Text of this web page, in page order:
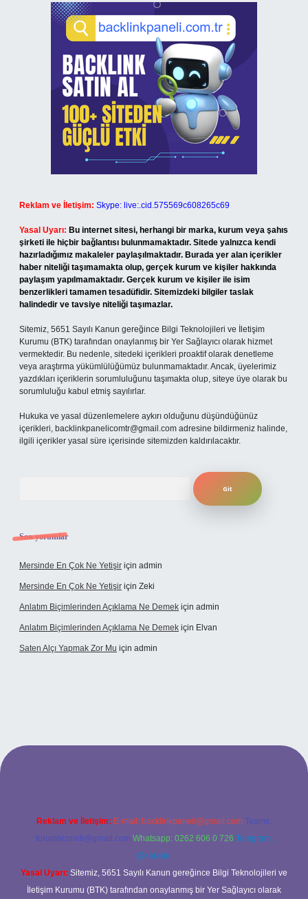
Reklam ve İletişim: Skype: live:.cid.575569c608265c69
Yasal Uyarı: Bu internet sitesi, herhangi bir marka, kurum veya şahıs
şirketi ile hiçbir bağlantısı bulunmamaktadır. Sitede yalnızca kendi
hazırladığımız makaleler paylaşılmaktadır. Burada yer alan içerikler
haber niteliği taşımamakta olup, gerçek kurum ve kişiler hakkında
paylaşım yapılmamaktadır. Gerçek kurum ve kişiler ile isim
benzerlikleri tamamen tesadüfidir. Sitemizdeki bilgiler taslak
halindedir ve tavsiye niteliği taşımazlar.
Sitemiz, 5651 Sayılı Kanun gereğince Bilgi Teknolojileri ve İletişim
Kurumu (BTK) tarafından onaylanmış bir Yer Sağlayıcı olarak hizmet
vermektedir. Bu nedenle, sitedeki içerikleri proaktif olarak denetleme
veya araştırma yükümlülüğümüz bulunmamaktadır. Ancak, üyelerimiz
yazdıkları içeriklerin sorumluluğunu taşımakta olup, siteye üye olarak bu
sorumluluğu kabul etmiş sayılırlar.
Hukuka ve yasal düzenlemelere aykırı olduğunu düşündüğünüz
içerikleri, backlinkpanelicomtr@gmail.com adresine bildirmeniz halinde,
ilgili içerikler yasal süre içerisinde sitemizden kaldırılacaktır.
Son yorumlar
Mersinde En Çok Ne Yetişir için admin
Mersinde En Çok Ne Yetişir için Zeki
Anlatım Biçimlerinden Açıklama Ne Demek için admin
Anlatım Biçimlerinden Açıklama Ne Demek için Elvan
Saten Alçı Yapmak Zor Mu için admin
Reklam ve İletişim: E-mail: backlinkpaneli@gmail.com Teams:
forumhizmeti@gmail.com Whatsapp: 0262 606 0 726 Telegram:
@karabul
Yasal Uyarı: Sitemiz, 5651 Sayılı Kanun gereğince Bilgi Teknolojileri ve
İletişim Kurumu (BTK) tarafından onaylanmış bir Yer Sağlayıcı olarak